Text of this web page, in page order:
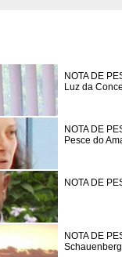
NOTA DE
Luz da
NOTA DE
Pesce do
NOTA DE
NOTA DE
Schauenberg